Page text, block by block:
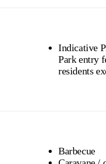
Indicative
Park entry
Barbecue